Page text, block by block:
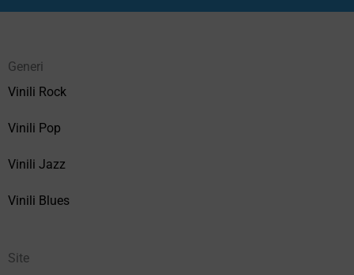
Generi
Vinili Rock
Vinili Pop
Vinili Jazz
Vinili Blues
Site